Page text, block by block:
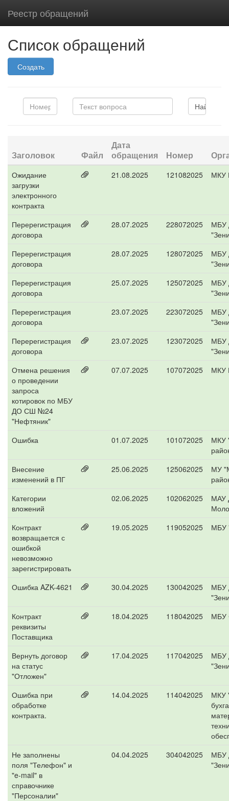
Реестр обращений
Список обращений
Создать
Заголовок Файл
Дата
обращения
Номер
Ожидание
загрузки
электронного
контракта
21.08.2025 121082025 МКУ
Перерегистрация
договора
28.07.2025 228072025
МБУ
Перерегистрация
договора
28.07.2025 128072025
МБУ
Перерегистрация
договора
25.07.2025 125072025
МБУ
Перерегистрация
договора
23.07.2025 223072025
МБУ
Перерегистрация
договора
23.07.2025 123072025
МБУ
Отмена решения
о проведении
запроса
котировок по МБУ
ДО СШ №24
"Нефтяник"
07.07.2025 107072025 МКУ
Ошибка 01.07.2025 101072025
МКУ
Внесение
изменений в ПГ
25.06.2025 125062025
МУ
Категории
вложений
02.06.2025 102062025
МАУ
Контракт
возвращается с
ошибкой
невозможно
зарегистрировать
19.05.2025 119052025 МБУ
Ошибка AZK-4621 30.04.2025 130042025
МБУ
Контракт
реквизиты
Поставщика
18.04.2025 118042025 МБУ
Вернуть договор
на статус
"Отложен"
17.04.2025 117042025
МБУ
Ошибка при
обработке
контракта.
14.04.2025 114042025
МКУ
Не заполнены
поля "Телефон" и
"e-mail" в
справочнике
"Персоналии"
04.04.2025 304042025
МБУ